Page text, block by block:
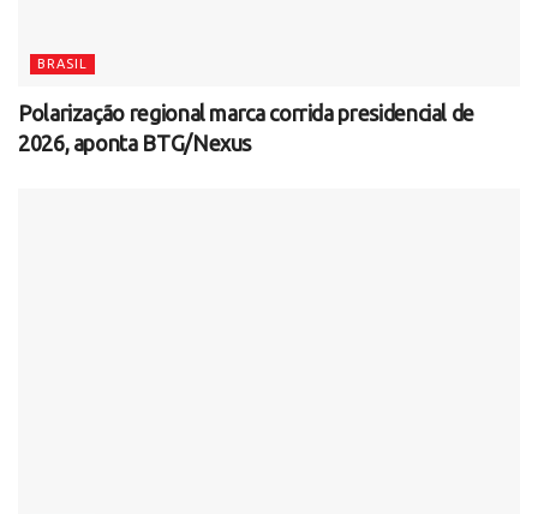
BRASIL
Polarização regional marca corrida presidencial de
2026, aponta BTG/Nexus